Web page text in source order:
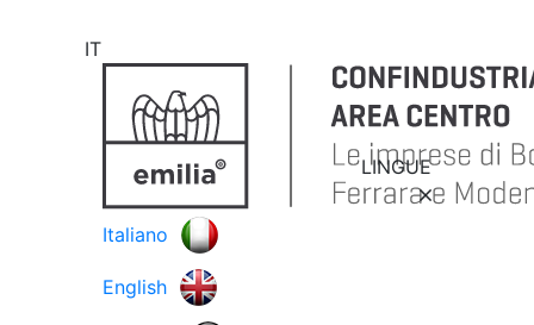
IT
LINGUE
Italiano
English